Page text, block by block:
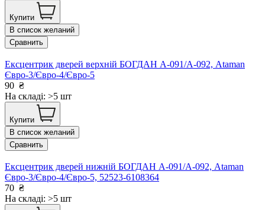
Купити
В список желаний
Сравнить
Ексцентрик дверей верхній БОГДАН А-091/А-092, Ataman
Євро-3/Євро-4/Євро-5
90 ₴
На складі: >5 шт
Купити
В список желаний
Сравнить
Ексцентрик дверей нижній БОГДАН А-091/А-092, Ataman
Євро-3/Євро-4/Євро-5, 52523-6108364
70 ₴
На складі: >5 шт